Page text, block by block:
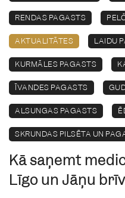
RENDAS PAGASTS
AKTUALITĀTES LAIDU
KURMĀLES PAGASTS
ĪVANDES PAGASTS
ALSUNGAS PAGASTS
SKRUNDAS PILSĒTA UN
Kā saņemt
Līgo un Jāņu